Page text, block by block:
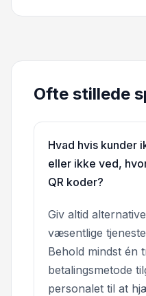
Ofte stillede
Hvad hvis kunder
eller ikke ved,
QR koder?
Giv altid
væsentlige
Behold mindst én
betalingsmetode
personalet til at